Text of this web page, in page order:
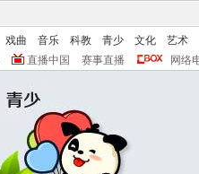
戏曲 音乐 科教 青少 文化
艺术
直播中国 赛事直播 网络